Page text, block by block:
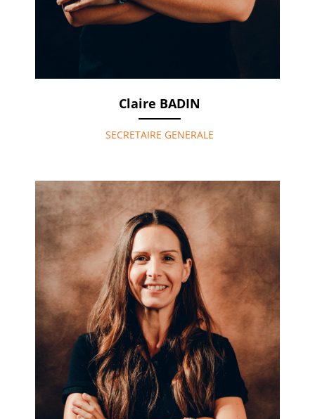
Claire BADIN
SECRETAIRE GENERALE